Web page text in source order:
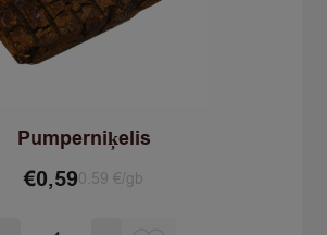
Pumperniķelis
€0,590.59 €/gb
Количество